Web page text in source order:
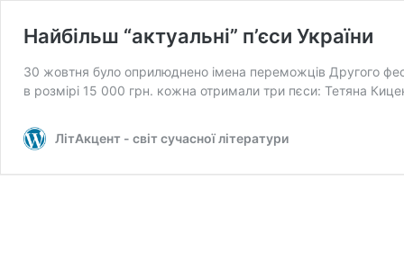
Найбільш “актуальні” п’єси України
30 жовтня було оприлюднено імена переможців Другого
в розмірі 15 000 грн. кожна отримали три пєси: Тетяна
ЛітАкцент - світ сучасної літератури